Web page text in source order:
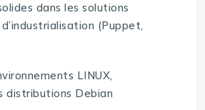
dans les solutions
(Puppet,
LINUX,
distributions Debian